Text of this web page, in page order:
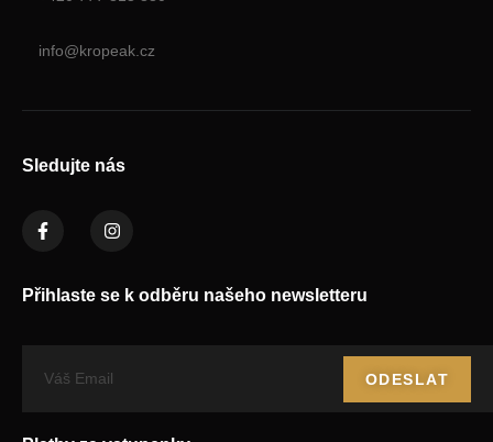
info@kropeak.cz
Sledujte nás
Přihlaste se k odběru našeho newsletteru
ODESLAT